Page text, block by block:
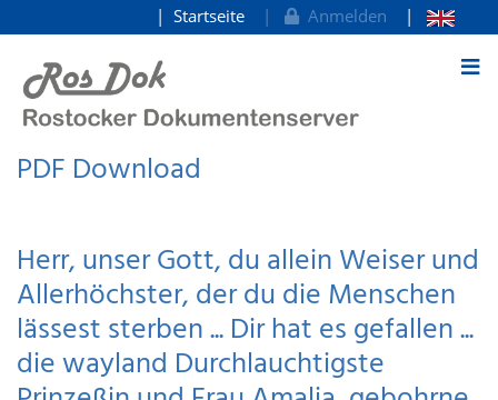
zum Inhalt
Startseite Anmelden
PDF Download
Herr, unser Gott, du allein Weiser und
Allerhöchster, der du die Menschen
lässest sterben ... Dir hat es gefallen ...
die wayland Durchlauchtigste